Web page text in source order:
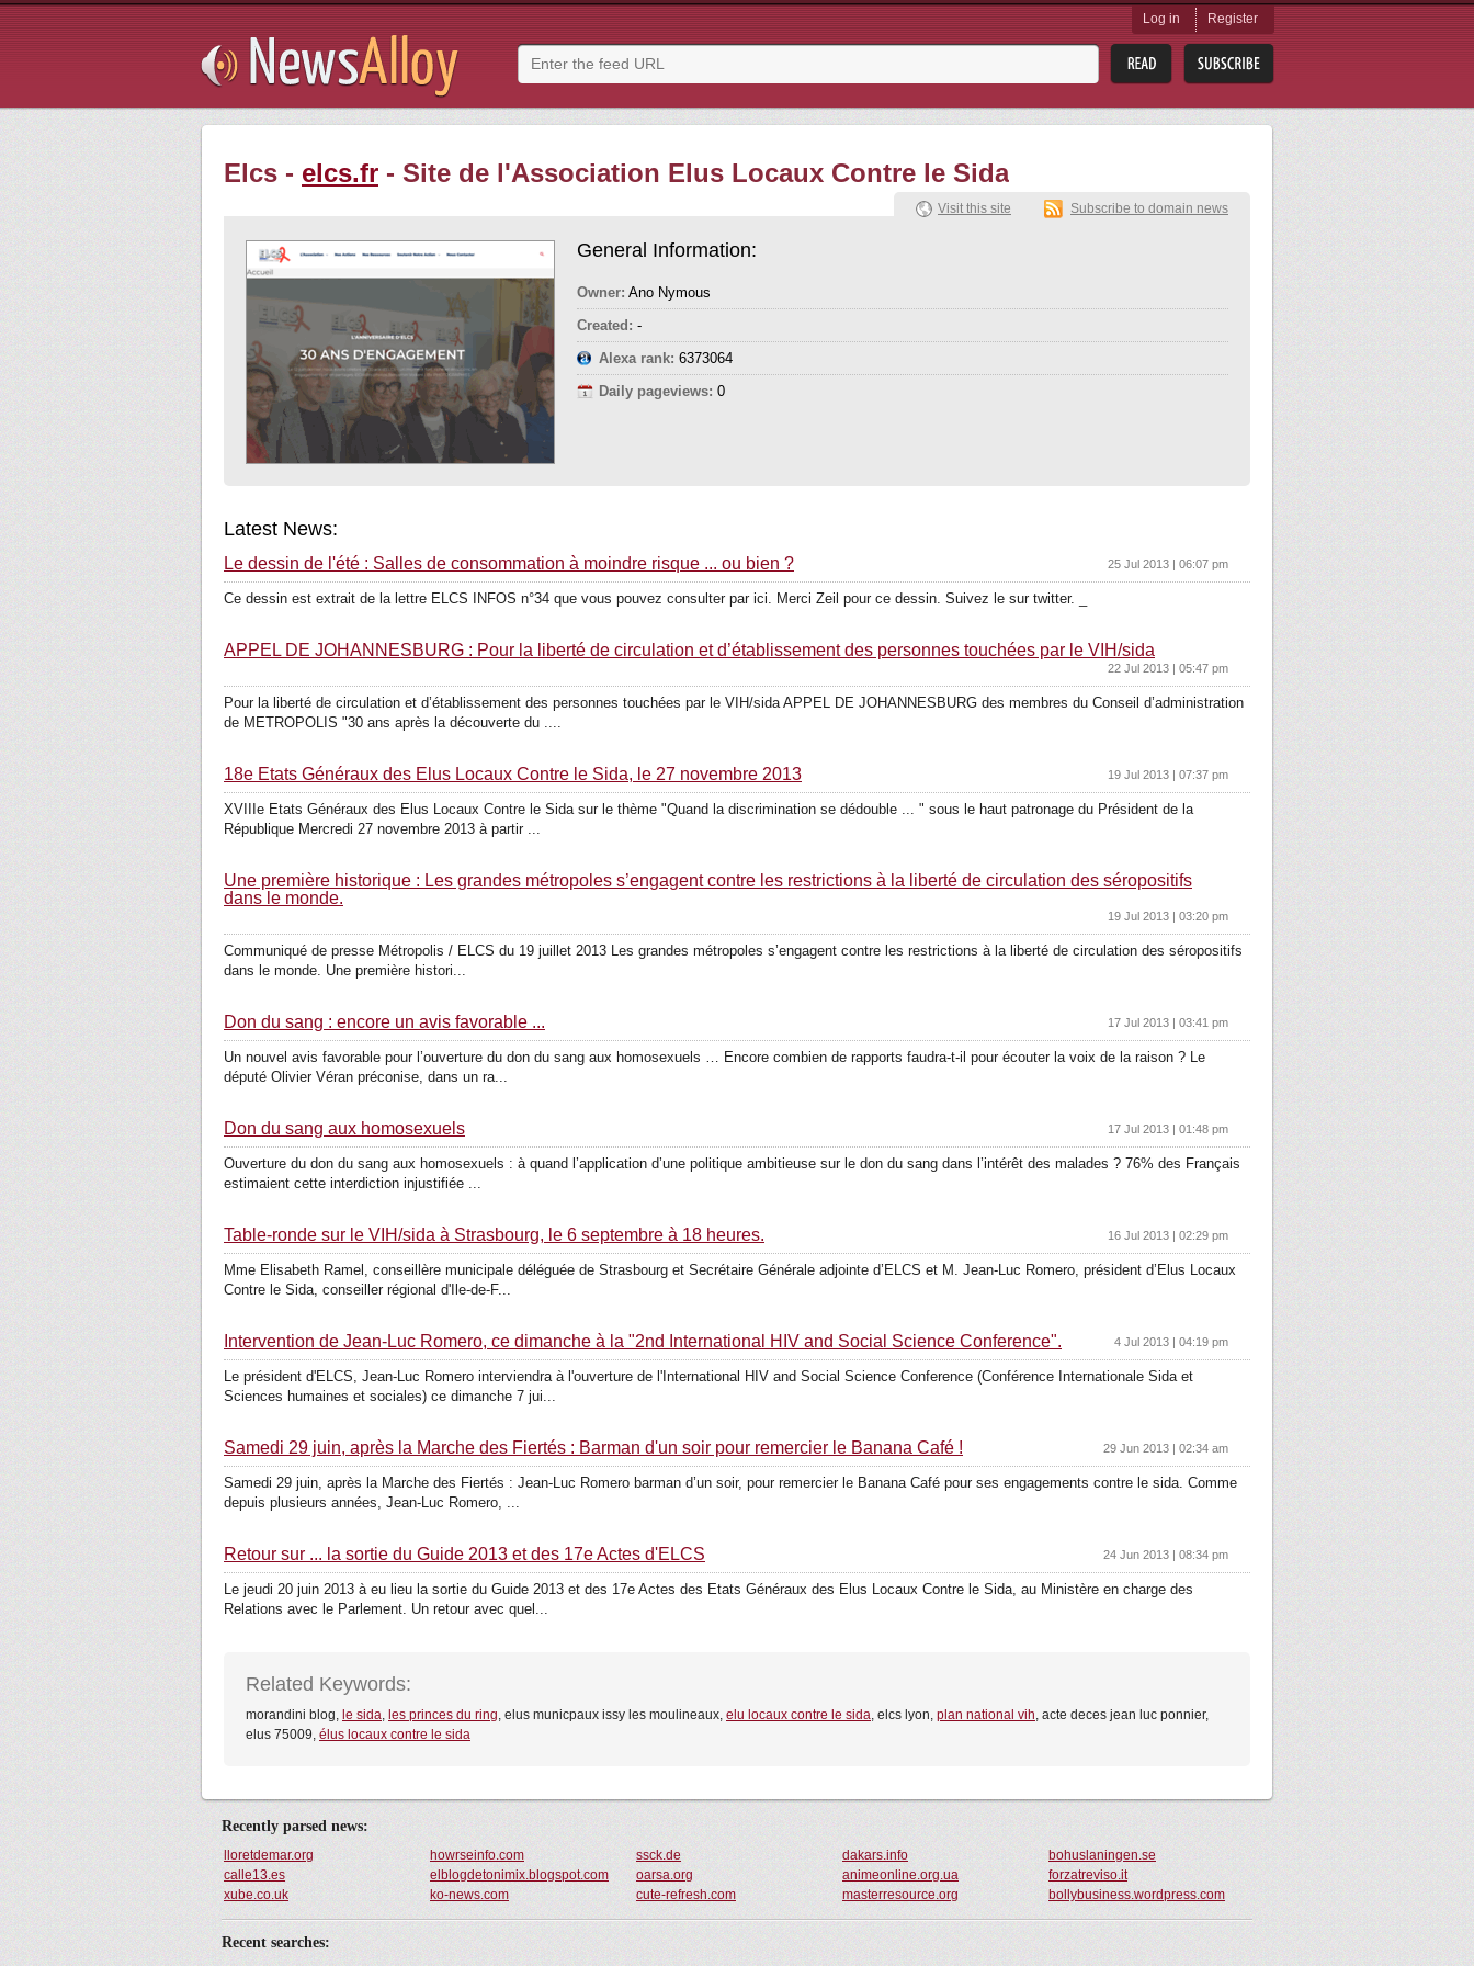
Log in Register
Elcs - elcs.fr - Site de l'Association Elus Locaux Contre le Sida
General Information:
Owner: Ano Nymous
Created: -
Alexa rank: 6373064
Daily pageviews: 0
Visit this site Subscribe to domain news
Latest News:
Le dessin de l'été : Salles de consommation à moindre risque ... ou bien ? 25 Jul 2013 | 06:07 pm
Ce dessin est extrait de la lettre ELCS INFOS n°34 que vous pouvez consulter par ici. Merci Zeil pour ce dessin. Suivez le sur twitter. _
APPEL DE JOHANNESBURG : Pour la liberté de circulation et d’établissement des personnes touchées par le VIH/sida
22 Jul 2013 | 05:47 pm
Pour la liberté de circulation et d’établissement des personnes touchées par le VIH/sida APPEL DE JOHANNESBURG des membres du Conseil d’administration
de METROPOLIS "30 ans après la découverte du ....
18e Etats Généraux des Elus Locaux Contre le Sida, le 27 novembre 2013 19 Jul 2013 | 07:37 pm
XVIIIe Etats Généraux des Elus Locaux Contre le Sida sur le thème "Quand la discrimination se dédouble ... " sous le haut patronage du Président de la
République Mercredi 27 novembre 2013 à partir ...
Une première historique : Les grandes métropoles s’engagent contre les restrictions à la liberté de circulation des séropositifs
dans le monde.
19 Jul 2013 | 03:20 pm
Communiqué de presse Métropolis / ELCS du 19 juillet 2013 Les grandes métropoles s’engagent contre les restrictions à la liberté de circulation des séropositifs
dans le monde. Une première histori...
Don du sang : encore un avis favorable ... 17 Jul 2013 | 03:41 pm
Un nouvel avis favorable pour l’ouverture du don du sang aux homosexuels … Encore combien de rapports faudra-t-il pour écouter la voix de la raison ? Le
député Olivier Véran préconise, dans un ra...
Don du sang aux homosexuels 17 Jul 2013 | 01:48 pm
Ouverture du don du sang aux homosexuels : à quand l’application d’une politique ambitieuse sur le don du sang dans l’intérêt des malades ? 76% des Français
estimaient cette interdiction injustifiée ...
Table-ronde sur le VIH/sida à Strasbourg, le 6 septembre à 18 heures. 16 Jul 2013 | 02:29 pm
Mme Elisabeth Ramel, conseillère municipale déléguée de Strasbourg et Secrétaire Générale adjointe d’ELCS et M. Jean-Luc Romero, président d’Elus Locaux
Contre le Sida, conseiller régional d'Ile-de-F...
Intervention de Jean-Luc Romero, ce dimanche à la "2nd International HIV and Social Science Conference". 4 Jul 2013 | 04:19 pm
Le président d'ELCS, Jean-Luc Romero interviendra à l'ouverture de l'International HIV and Social Science Conference (Conférence Internationale Sida et
Sciences humaines et sociales) ce dimanche 7 jui...
Samedi 29 juin, après la Marche des Fiertés : Barman d'un soir pour remercier le Banana Café ! 29 Jun 2013 | 02:34 am
Samedi 29 juin, après la Marche des Fiertés : Jean-Luc Romero barman d’un soir, pour remercier le Banana Café pour ses engagements contre le sida. Comme
depuis plusieurs années, Jean-Luc Romero, ...
Retour sur ... la sortie du Guide 2013 et des 17e Actes d'ELCS 24 Jun 2013 | 08:34 pm
Le jeudi 20 juin 2013 à eu lieu la sortie du Guide 2013 et des 17e Actes des Etats Généraux des Elus Locaux Contre le Sida, au Ministère en charge des
Relations avec le Parlement. Un retour avec quel...
Related Keywords:
morandini blog, le sida, les princes du ring, elus municpaux issy les moulineaux, elu locaux contre le sida, elcs lyon, plan national vih, acte deces jean luc ponnier,
elus 75009, élus locaux contre le sida
Recently parsed news:
lloretdemar.org howrseinfo.com ssck.de dakars.info
bohuslaningen.se
calle13.es
elblogdetonimix.blogspot.com oarsa.org animeonline.org.ua
forzatreviso.it
xube.co.uk
ko-news.com cute-refresh.com masterresource.org bollybusiness.wordpress.com
Recent searches: